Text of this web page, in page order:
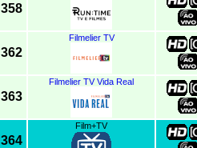
358
362
Filmelier TV
363
Filmelier TV Vida Real
364
Film+TV